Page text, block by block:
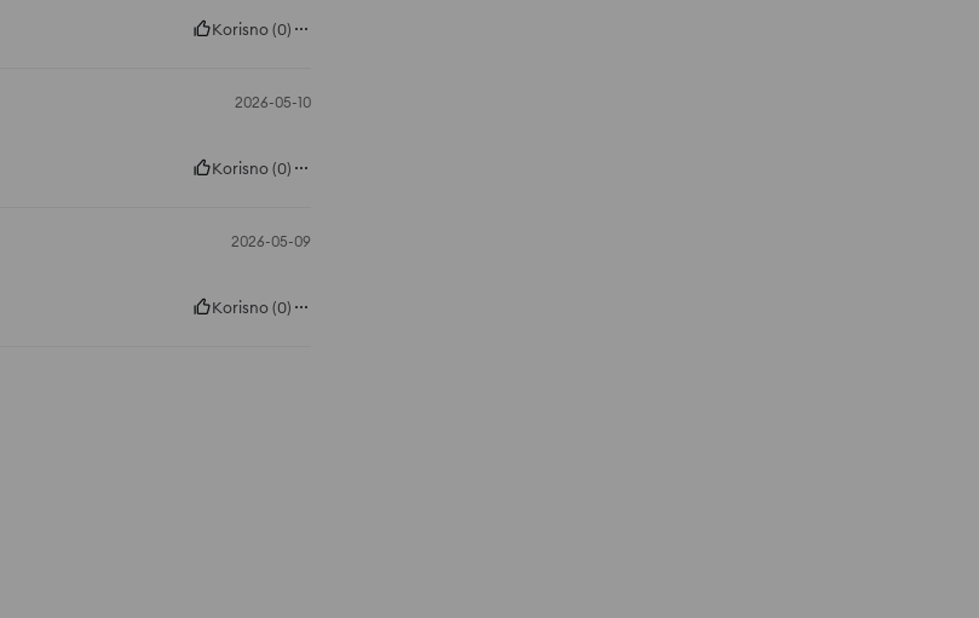
Korisno(0)
2026-05-10
Korisno(0)
2026-05-09
Korisno(0)